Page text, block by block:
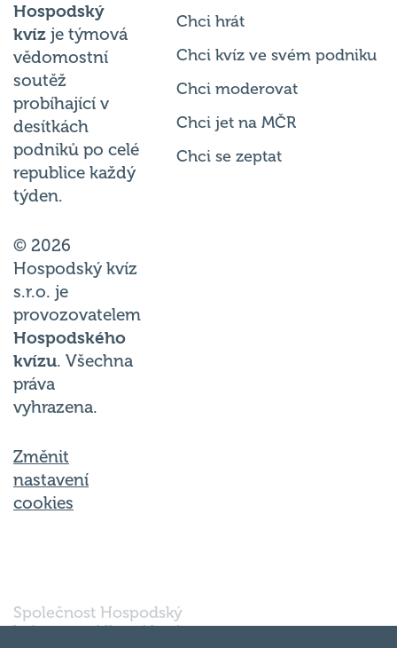
Hospodský
kvíz je týmová
vědomostní
soutěž
probíhající v
desítkách
podniků po celé
republice každý
týden.
© 2026
Hospodský kvíz
s.r.o. je
provozovatelem
Hospodského
kvízu. Všechna
práva
vyhrazena.
Změnit
nastavení
cookies
Chci hrát
Chci kvíz ve svém podniku
Chci moderovat
Chci jet na MČR
Chci se zeptat
Společnost Hospodský
kvíz s.r.o., sídlem Nové